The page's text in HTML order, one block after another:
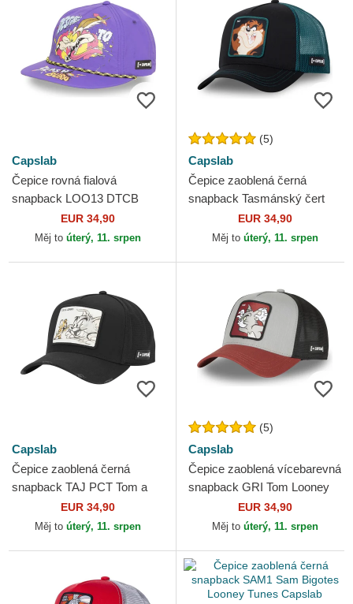
Capslab
Čepice rovná fialová
snapback LOO13 DTCB
Kojot Looney Tunes Capslab
EUR 34,90
Měj to úterý, 11. srpen
(5)
Capslab
Čepice zaoblená černá
snapback Tasmánský čert
Looney Tunes Capslab
EUR 34,90
Měj to úterý, 11. srpen
Capslab
Čepice zaoblená černá
snapback TAJ PCT Tom a
Jerry Looney Tunes Capslab
EUR 34,90
Měj to úterý, 11. srpen
(5)
Capslab
Čepice zaoblená vícebarevná
snapback GRI Tom Looney
Tunes CapslabEUR 34,90
Měj to úterý, 11. srpen